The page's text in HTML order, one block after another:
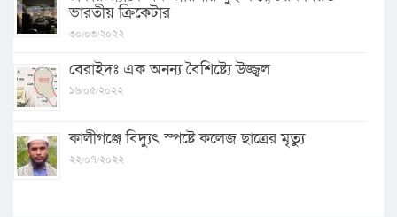
ভারতীয় ক্রিকেটার
৩০/০৩/২০২২
বেরাইদঃ এক অনন্য বৈশিষ্ট্যে উজ্জ্বল
১৬/০৫/২০২২
কালীগঞ্জে বিদ্যুৎ স্পষ্টে কলেজ ছাত্রের মৃত্যু
২২/০৭/২০২২